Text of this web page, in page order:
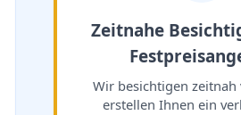
Zeitnahe
Wir besichtigen zeitnah
erstellen Ihnen ein